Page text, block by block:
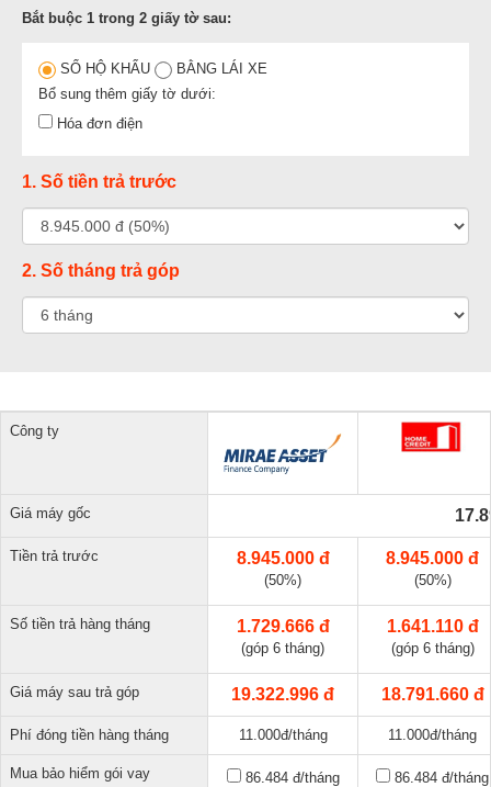
Bắt buộc 1 trong 2 giấy tờ sau:
SỔ HỘ KHẨU
BẰNG LÁI XE
Bổ sung thêm giấy tờ dưới:
Hóa đơn điện
1. Số tiền trả trước
2. Số tháng trả góp
Công ty
Giá máy gốc
Tiền trả trước 8.945.000 đ
(50%)
8.945.000 đ
(50%)
Số tiền trả hàng tháng 1.729.666 đ
(góp 6 tháng)
1.641.110 đ
(góp 6 tháng)
Giá máy sau trả góp 19.322.996 đ 18.791.660 đ
Phí đóng tiền hàng tháng 11.000đ/tháng 11.000đ/tháng
Mua bảo hiểm gói vay 86.484 đ/tháng 86.484 đ/tháng